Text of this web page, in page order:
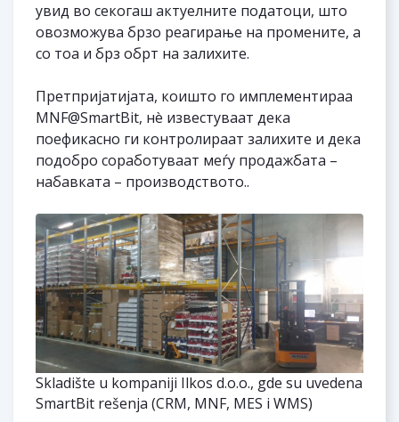
увид во секогаш актуелните податоци, што
овозможува брзо реагирање на промените, а
со тоа и брз обрт на залихите.
Претпријатијата, коишто го имплементираа
MNF@SmartBit, нè известуваат дека
поефикасно ги контролираат залихите и дека
подобро соработуваат меѓу продажбата –
набавката – производството..
Skladište u kompaniji Ilkos d.o.o., gde su uvedena
SmartBit rešenja (CRM, MNF, MES i WMS)